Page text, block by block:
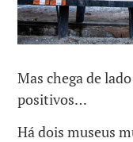
Mas chega de
positivos…
Há dois museus